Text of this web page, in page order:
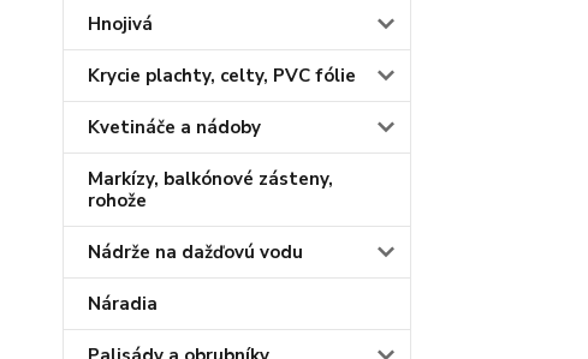
Hnojivá
Krycie plachty, celty, PVC fólie
Kvetináče a nádoby
Markízy, balkónové zásteny,
rohože
Nádrže na dažďovú vodu
Náradia